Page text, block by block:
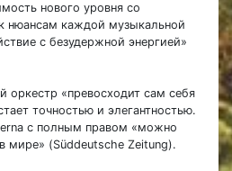
нового уровня со
нюансам каждой музыкальной
с безудержной энергией»
оркестр «превосходит сам себя
точностью и элегантностью.
с полным правом «можно
мире» (Süddeutsche Zeitung).